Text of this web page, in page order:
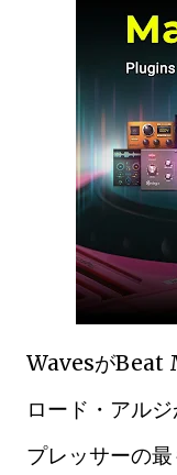
WavesがBeat
ロード・アル
プレッサーの